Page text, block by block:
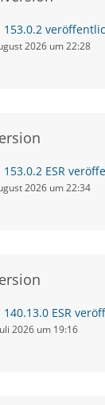
2026 um 22:28
ESR
2026 um 22:34
ESR
2026 um 19:16